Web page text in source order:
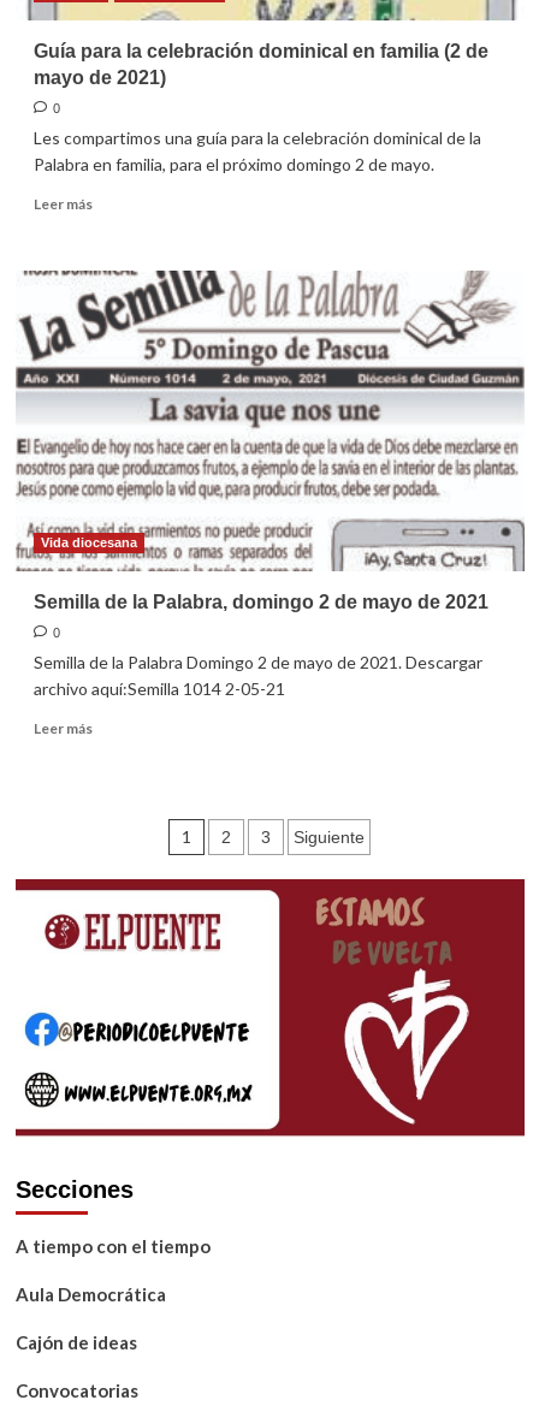
Guía para la celebración dominical en familia (2 de
mayo de 2021)
0
Les compartimos una guía para la celebración dominical de la
Palabra en familia, para el próximo domingo 2 de mayo.
Leer másLeer
Guía
para
la
celebración
dominical
en
de
mayo
de
2021)
Vida diocesana
Semilla de la Palabra, domingo 2 de mayo de 2021
0
Semilla de la Palabra Domingo 2 de mayo de 2021. Descargar
archivo aquí:Semilla 1014 2-05-21
Leer másLeer
domingo
de
mayo
Paginación
de
entradas
1 2 3 Siguiente
Secciones
A tiempo con el tiempo
Aula Democrática
Cajón de ideas
Convocatorias